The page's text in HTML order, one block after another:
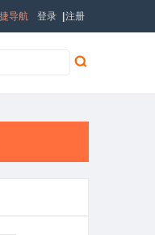
登录 注册
导航